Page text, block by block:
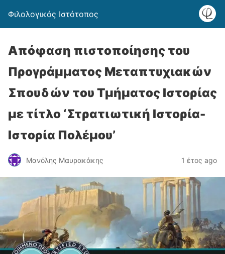
Φιλολογικός Ιστότοπος
Απόφαση πιστοποίησης του
Προγράμματος Μεταπτυχιακών
Σπουδών του Τμήματος Ιστορίας
με τίτλο ‘Στρατιωτική Ιστορία-
Ιστορία Πολέμου’
Μανόλης Μαυρακάκης 1 έτος ago